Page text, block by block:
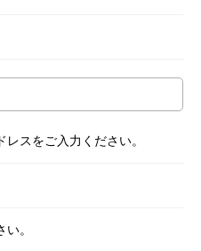
スをご入力ください。
。